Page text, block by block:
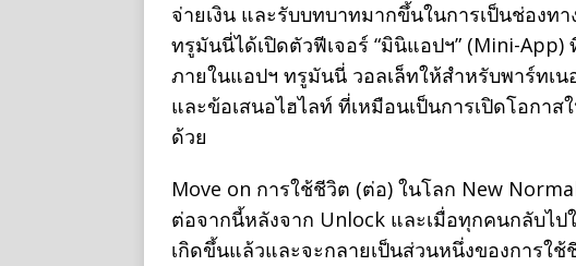
จ่ายเงิน และรับบทบาทมากขึ้นในการเป็นช่องท
ทรูมันนี่ได้เปิดตัวฟีเจอร์ “มินิแอปฯ” (Mini-
ภายในแอปฯ ทรูมันนี่ วอลเล็ทให้สำหรับพาร์ทเ
และข้อเสนอไฮไลท์ ที่เหมือนเป็นการเปิดโอกา
ด้วย
Move on การใช้ชีวิต (ต่อ) ในโลก New
ต่อจากนี้หลังจาก Unlock และเมื่อทุกคนกลับไ
เกิดขึ้นแล้วและจะกลายเป็นส่วนหนึ่งของการใ